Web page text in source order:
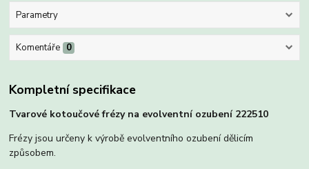
Parametry
Komentáře 0
Kompletní specifikace
Tvarové kotoučové frézy na evolventní ozubení 222510
Frézy jsou určeny k výrobě evolventního ozubení dělicím
způsobem.